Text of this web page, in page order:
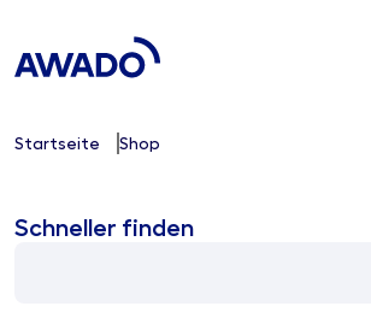
Startseite Shop
Schneller finden